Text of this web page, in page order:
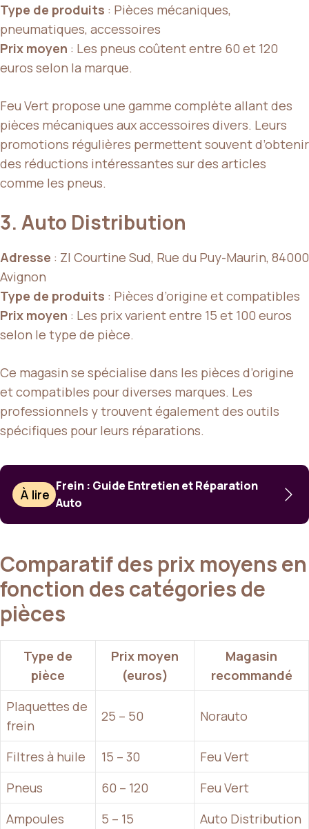
Type de produits : Pièces mécaniques,
pneumatiques, accessoires
Prix moyen : Les pneus coûtent entre 60 et 120
euros selon la marque.
Feu Vert propose une gamme complète allant des
pièces mécaniques aux accessoires divers. Leurs
promotions régulières permettent souvent d’obtenir
des réductions intéressantes sur des articles
comme les pneus.
3. Auto Distribution
Adresse : ZI Courtine Sud, Rue du Puy-Maurin, 84000
Avignon
Type de produits : Pièces d’origine et compatibles
Prix moyen : Les prix varient entre 15 et 100 euros
selon le type de pièce.
Ce magasin se spécialise dans les pièces d’origine
et compatibles pour diverses marques. Les
professionnels y trouvent également des outils
spécifiques pour leurs réparations.
À lire
Frein : Guide Entretien et Réparation
Auto
Comparatif des prix moyens en
fonction des catégories de
pièces
Type de
pièce
Prix moyen
(euros)
Magasin
recommandé
Plaquettes de
frein
25 – 50 Norauto
Filtres à huile 15 – 30
Feu Vert
Pneus
60 – 120
Feu Vert
Ampoules
5 – 15 Auto Distribution